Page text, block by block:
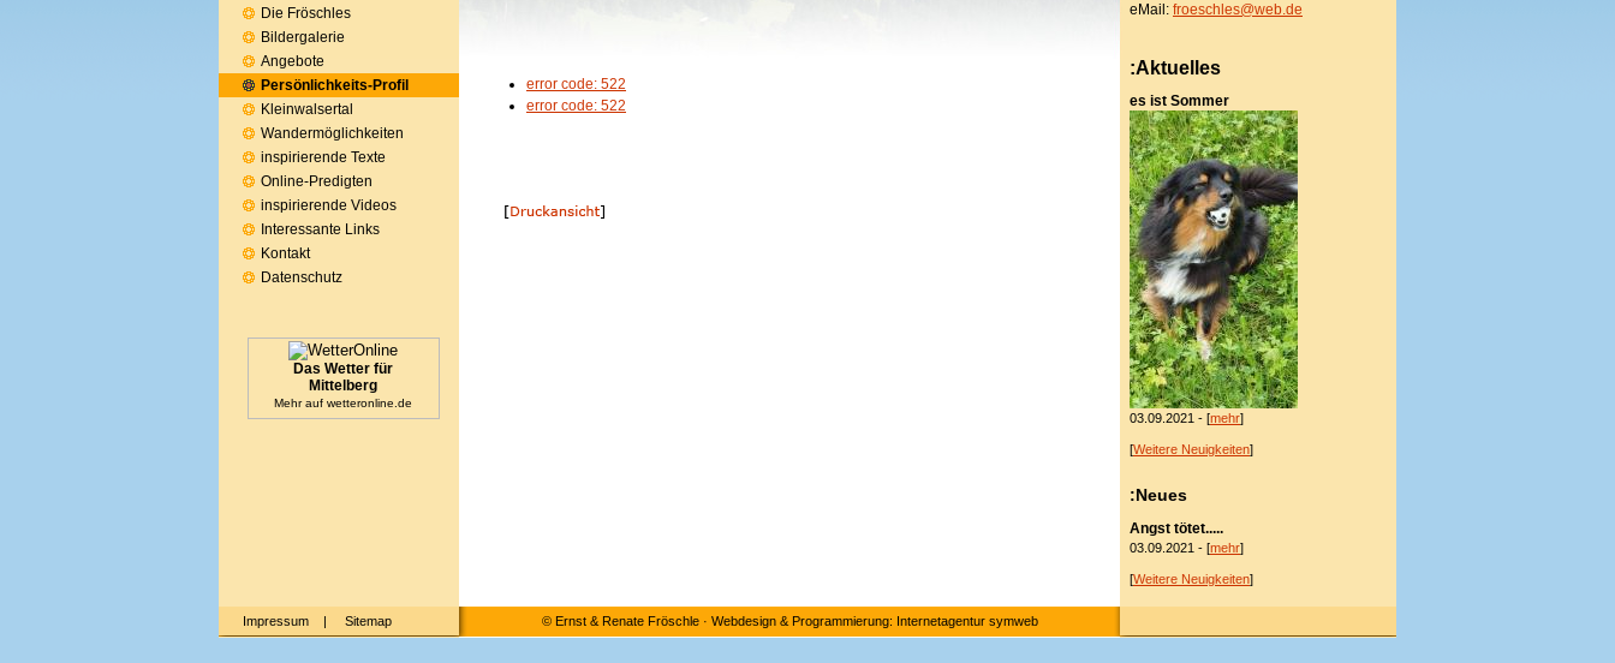
error code: 522
error code: 522
Die Fröschles
Bildergalerie
Angebote
Persönlichkeits-Profil
Kleinwalsertal
Wandermöglichkeiten
inspirierende Texte
Online-Predigten
inspirierende Videos
Interessante Links
Kontakt
Datenschutz
Das Wetter für
Mittelberg
Mehr auf wetteronline.de
eMail: froeschles@web.de
:Aktuelles
es ist Sommer
03.09.2021 - [mehr]
[Weitere Neuigkeiten]
:Neues
Angst tötet.....
03.09.2021 - [mehr]
[Weitere Neuigkeiten]
Impressum | Sitemap © Ernst & Renate Fröschle· Webdesign & Programmierung: Internetagentur symweb